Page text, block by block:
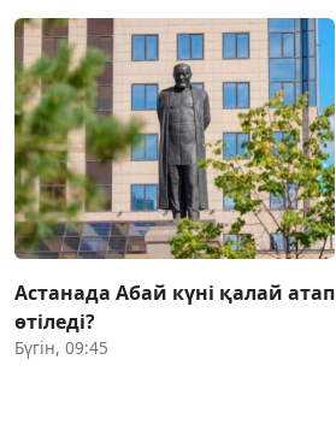
Астанада Абай күні қалай атап
өтіледі?
Бүгін, 09:45